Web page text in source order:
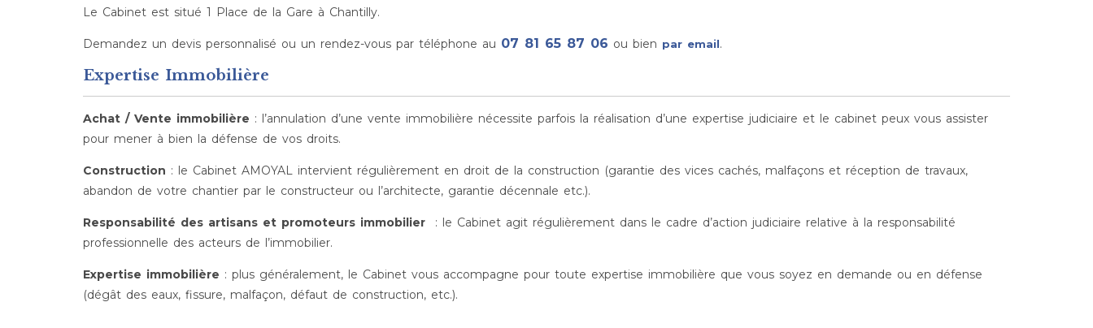
Le Cabinet est situé 1 Place de la Gare à Chantilly.
Demandez un devis personnalisé ou un rendez-vous par téléphone au 07 81 65 87 06 ou bien par email.
Expertise Immobilière
Achat / Vente immobilière : l’annulation d’une vente immobilière nécessite parfois la réalisation d’une expertise judiciaire et le cabinet peux vous assister
pour mener à bien la défense de vos droits.
Construction : le Cabinet AMOYAL intervient régulièrement en droit de la construction (garantie des vices cachés, malfaçons et réception de travaux,
abandon de votre chantier par le constructeur ou l’architecte, garantie décennale etc.).
Responsabilité des artisans et promoteurs immobilier
: le Cabinet agit régulièrement dans le cadre d’action judiciaire relative à la responsabilité
professionnelle des acteurs de l’immobilier.
Expertise immobilière : plus généralement, le Cabinet vous accompagne pour toute expertise immobilière que vous soyez en demande ou en défense
(dégât des eaux, fissure, malfaçon, défaut de construction, etc.).